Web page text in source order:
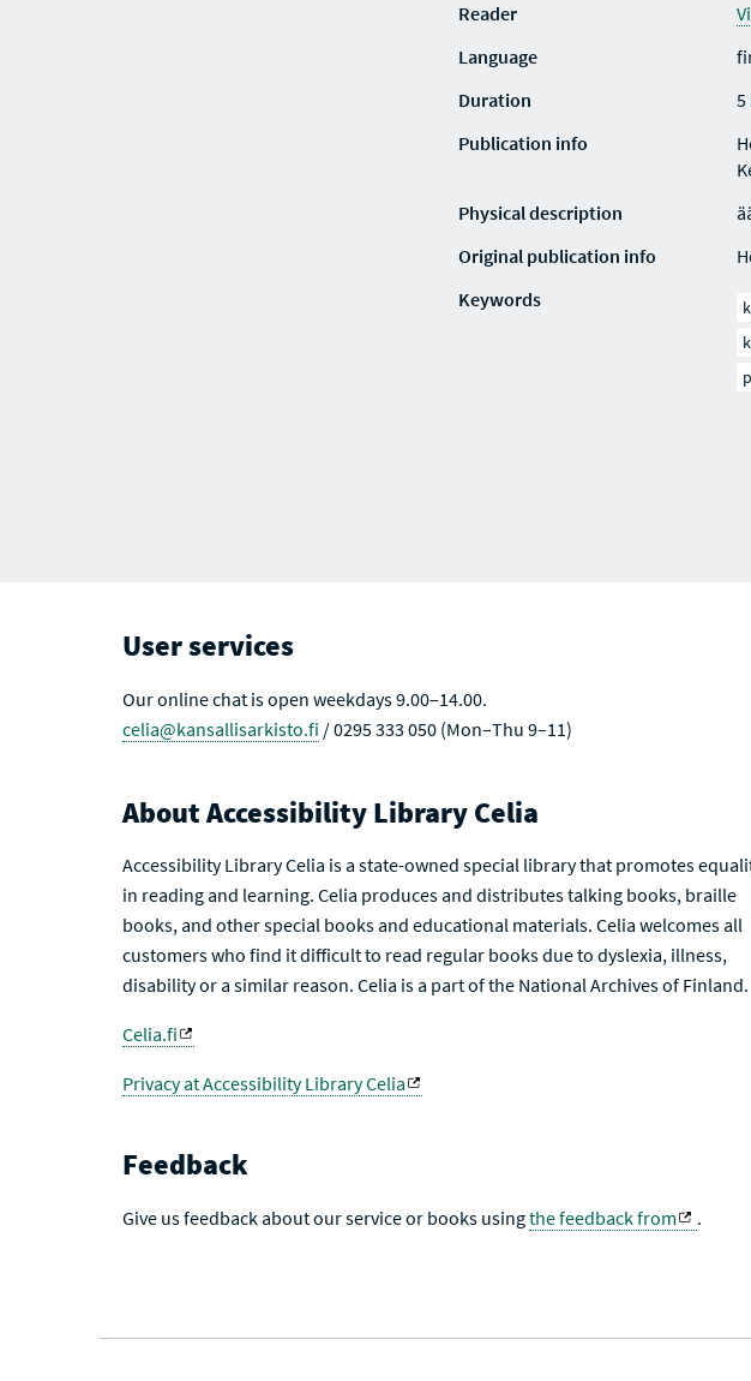
Reader
Language
Duration
5
Publication info
Physical description
Original publication info
Keywords
User services
Our online chat is open weekdays 9.00–14.00.
celia@kansallisarkisto.fi / 0295 333 050 (Mon–Thu 9–11)
About Accessibility Library Celia
Accessibility Library Celia is a state-owned special library that promotes
in reading and learning. Celia produces and distributes talking books, braille
books, and other special books and educational materials. Celia welcomes all
customers who find it difficult to read regular books due to dyslexia, illness,
disability or a similar reason. Celia is a part of the National Archives of Finland.
Celia.fi
Privacy at Accessibility Library Celia
Feedback
Give us feedback about our service or books usingthe feedback from .